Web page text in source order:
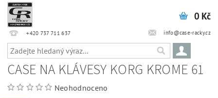
+420 737 711 637 info@case-racky.cz
0 Kč
CASE NA KLÁVESY KORG KROME 61
Neohodnoceno